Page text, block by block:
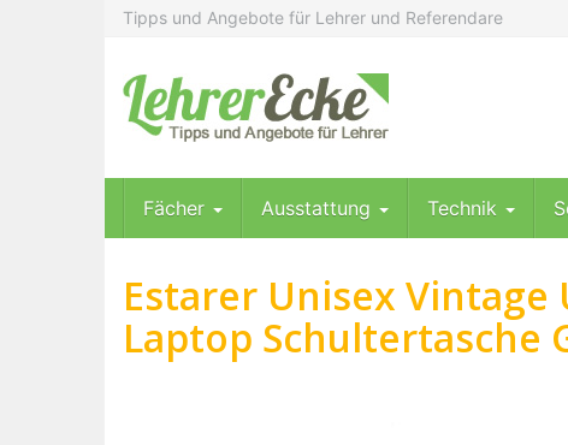
Tipps und Angebote für Lehrer und Referendare
Fächer Ausstattung Technik
Estarer Unisex Vintage
Laptop Schultertasche